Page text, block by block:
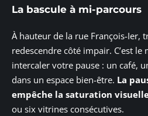
La bascule à mi-parcours
À hauteur de la rue François-Ier,
redescendre côté impair. C’est
intercaler votre pause : un café,
dans un espace bien-être. La
empêche la saturation
ou six vitrines consécutives.